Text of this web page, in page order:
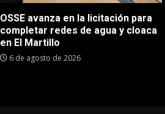
OSSE avanza en la licitación para
completar redes de agua y cloaca
en El Martillo
6 de agosto de 2026